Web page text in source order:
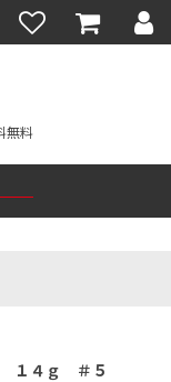
無料
１４ｇ ＃５